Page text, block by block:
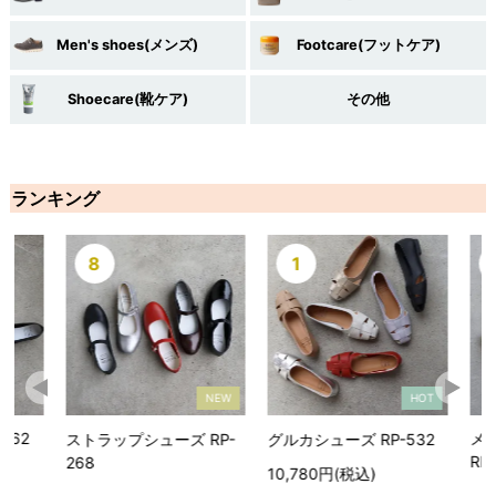
Men's shoes(メンズ) Footcare(フットケア)
Shoecare(靴ケア) その他
ランキング
ストラップシューズ RP-
1
グルカシューズ RP-532
10,780円(税込)
2
メッシュ
RP-501